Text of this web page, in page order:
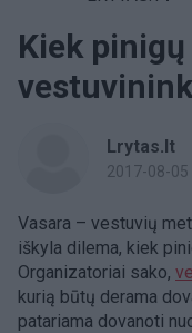
Kiek
Lrytas.lt
2017-08-05
Vasara – vestuvių
iškyla dilema, kiek
Organizatoriai sako,
kurią būtų derama
patariama dovanoti